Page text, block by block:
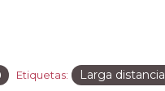
Etiquetas: Larga distancia